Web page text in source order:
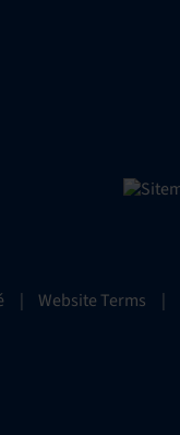
| Website Terms |